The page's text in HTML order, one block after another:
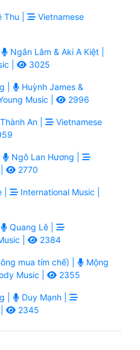
Thu |
Vietnamese
Ngân Lâm & Aki A Kiệt |
|
3025
|
Huỳnh James &
Music | 2996
An |
Vietnamese
Ngô Lan Hương |
2770
|
International Music |
Quang Lê |
|
2384
mua tím chế) |
Mộng
Music | 2355
|
Duy Mạnh |
2345